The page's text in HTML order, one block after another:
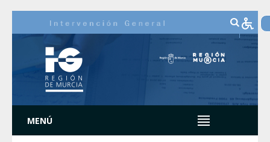
MENÚ